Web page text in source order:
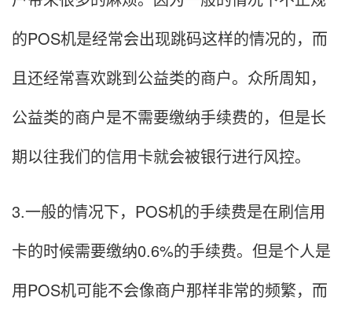
的POS机是经常会出现跳码这样的情况的，而
且还经常喜欢跳到公益类的商户。众所周知，
公益类的商户是不需要缴纳手续费的，但是长
期以往我们的信用卡就会被银行进行风控。
3.一般的情况下，POS机的手续费是在刷信用
卡的时候需要缴纳0.6%的手续费。但是个人是
用POS机可能不会像商户那样非常的频繁，而